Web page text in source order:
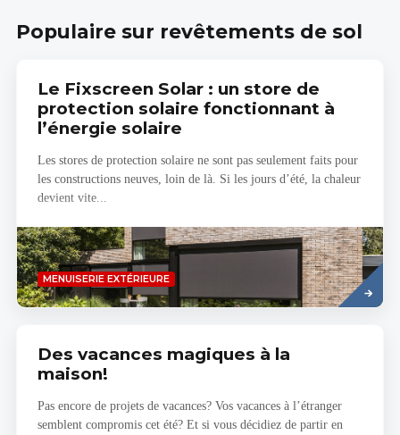
Populaire sur revêtements de sol
Le Fixscreen Solar : un store de
protection solaire fonctionnant à
l’énergie solaire
Les stores de protection solaire ne sont pas seulement faits pour
les constructions neuves, loin de là. Si les jours d’été, la chaleur
devient vite...
MENUISERIE EXTÉRIEURE
Read
more
Des vacances magiques à la
maison!
Pas encore de projets de vacances? Vos vacances à l’étranger
semblent compromis cet été? Et si vous décidiez de partir en